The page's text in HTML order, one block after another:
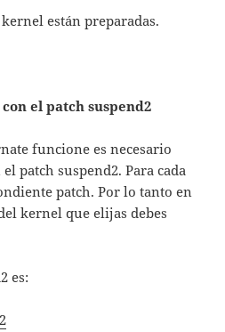
están preparadas.
el patch suspend2
funcione es necesario
patch suspend2. Para cada
patch. Por lo tanto en
kernel que elijas debes
es: